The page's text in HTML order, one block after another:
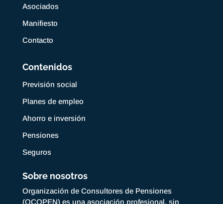
Asociados
Manifiesto
Contacto
Contenidos
Previsión social
Planes de empleo
Ahorro e inversión
Pensiones
Seguros
Sobre nosotros
Organización de Consultores de Pensiones
(OCOPEN) es una asociación profesional, sin